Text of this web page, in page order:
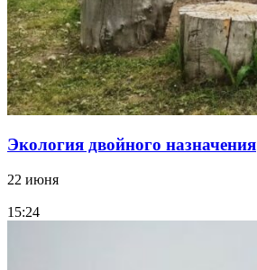
Экология двойного назначения
22 июня
15:24